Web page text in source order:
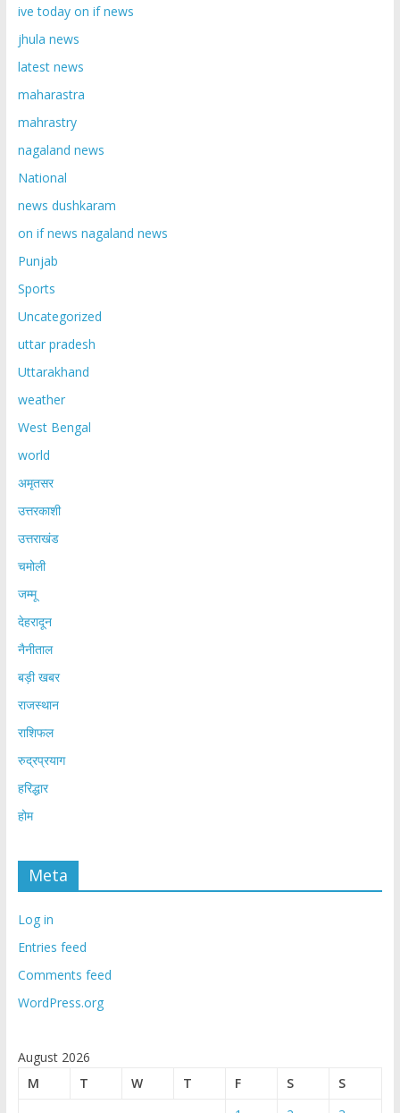
ive today on if news
jhula news
latest news
maharastra
mahrastry
nagaland news
National
news dushkaram
on if news nagaland news
Punjab
Sports
Uncategorized
uttar pradesh
Uttarakhand
weather
West Bengal
world
अमृतसर
उत्तरकाशी
उत्तराखंड
चमोली
जम्मू
देहरादून
नैनीताल
बड़ी खबर
राजस्थान
राशिफल
रुद्रप्रयाग
हरिद्धार
होम
Meta
Log in
Entries feed
Comments feed
WordPress.org
August 2026
M
T W T F S
S